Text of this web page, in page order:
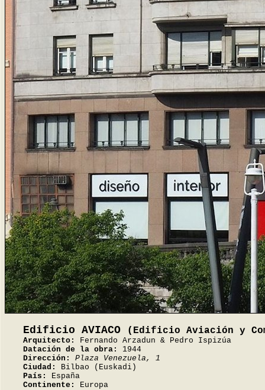
Edificio AVIACO (Edificio Aviación y
Arquitecto:
Fernando Arzadun & Pedro Ispizúa
Datación de la obra:
1944
Dirección:
Plaza Venezuela, 1
Ciudad:
Bilbao (Euskadi)
País:
España
Continente:
Europa